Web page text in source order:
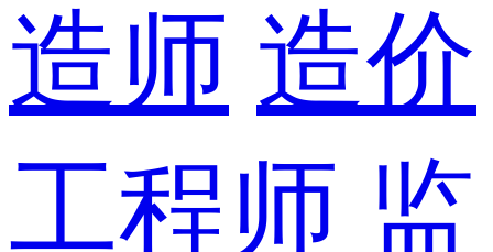
造师 造价
工程师 监